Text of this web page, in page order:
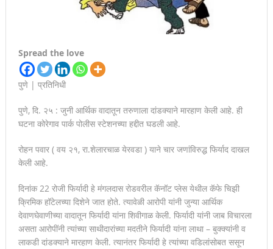
Spread the love
पुणे | प्रतिनिधी
पुणे, दि. २५ : जुनी आर्थिक वादातून तरुणाला दांडक्याने मारहाण केली आहे. ही
घटना कोरेगाव पार्क पोलीस स्टेशनच्या हद्दीत घडली आहे.
रोहन पवार ( वय २१, रा.शेलारचाळ येरवडा ) याने चार जणांविरुद्ध फिर्याद दाखल
केली आहे.
दिनांक 22 रोजी फिर्यादी हे मंगलदास रोडवरील कॅनॉट प्लेस येथील कॅफे चिझी
क्रिमिक हॉटेलच्या दिशेने जात होते. त्यावेळी आरोपी यांनी जुन्या आर्थिक
देवाणघेवाणीच्या वादातून फिर्यादी यांना शिवीगाळ केली. फिर्यादी यांनी जाब विचारला
असता आरोपींनी त्यांच्या साथीदारांच्या मदतीने फिर्यादी यांना लाथा – बुक्क्यांनी व
लाकडी दांडक्याने मारहाण केली. त्यानंतर फिर्यादी हे त्यांच्या वडिलांसोबत ससून